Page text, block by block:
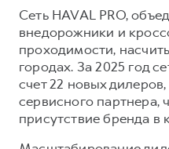
Сеть HAVAL PRO,
внедорожники и
проходимости,
городах. За 2025 год
счет 22 новых
сервисного партнера,
присутствие бренда в